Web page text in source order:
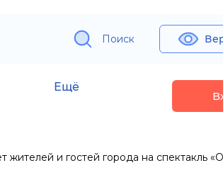
Поиск
Ещё
жителей и гостей города на спектакль